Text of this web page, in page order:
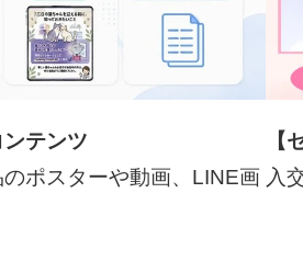
テンツ
ポスターや動画、LINE画
【
入